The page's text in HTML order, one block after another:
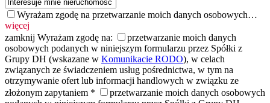
Wyrażam zgodę na przetwarzanie moich danych osobowych…
więcej
zamknij Wyrażam zgodę na:
przetwarzanie moich danych
osobowych podanych w niniejszym formularzu przez Spółki z
Grupy DH (wskazane w Komunikacie RODO), w celach
związanych ze świadczeniem usług pośrednictwa, w tym na
otrzymywanie ofert lub informacji handlowych w związku ze
złożonym zapytaniem *
przetwarzanie moich danych osobowych